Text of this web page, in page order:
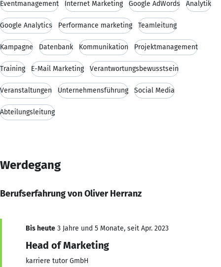
Eventmanagement Internet Marketing Google AdWords Analytik
Google Analytics Performance marketing Teamleitung
Kampagne Datenbank Kommunikation Projektmanagement
Training E-Mail Marketing Verantwortungsbewusstsein
Veranstaltungen Unternehmensführung Social Media
Abteilungsleitung
Werdegang
Berufserfahrung von Oliver Herranz
Bis heute 3 Jahre und 5 Monate, seit Apr. 2023
Head of Marketing
karriere tutor GmbH